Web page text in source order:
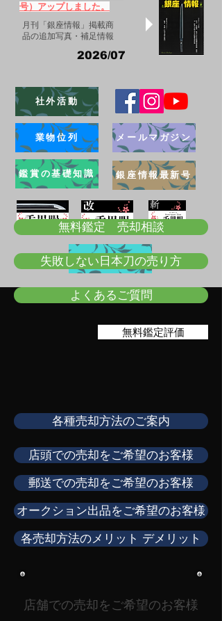
号）アップしました。
月刊「銀座情報」掲載商
品の追加写真・補足情報
2026/07
社外活動
業物位列
鑑賞の基礎知識
メールマガジン
銀座情報最新号
ブログ
無料鑑定 売却相談
失敗しない日本刀の売り方
よくあるご質問
無料鑑定評価
各種売却方法のご案内
店頭での売却をご希望のお客様
郵送での売却をご希望のお客様
オークション出品をご希望のお客様
各売却方法のメリット デメリット
店舗での売却をご希望のお客様